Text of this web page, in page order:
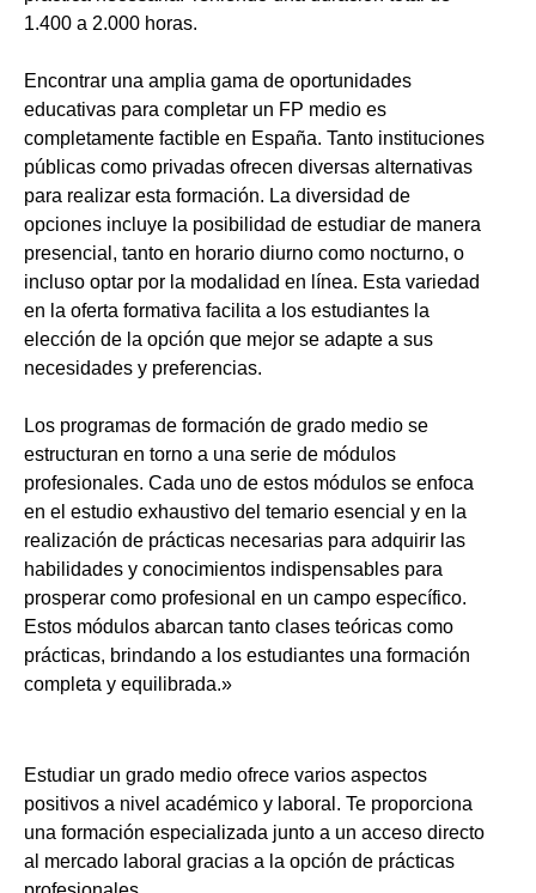
1.400 a 2.000 horas.
Encontrar una amplia gama de oportunidades
educativas para completar un FP medio es
completamente factible en España. Tanto instituciones
públicas como privadas ofrecen diversas alternativas
para realizar esta formación. La diversidad de
opciones incluye la posibilidad de estudiar de manera
presencial, tanto en horario diurno como nocturno, o
incluso optar por la modalidad en línea. Esta variedad
en la oferta formativa facilita a los estudiantes la
elección de la opción que mejor se adapte a sus
necesidades y preferencias.
Los programas de formación de grado medio se
estructuran en torno a una serie de módulos
profesionales. Cada uno de estos módulos se enfoca
en el estudio exhaustivo del temario esencial y en la
realización de prácticas necesarias para adquirir las
habilidades y conocimientos indispensables para
prosperar como profesional en un campo específico.
Estos módulos abarcan tanto clases teóricas como
prácticas, brindando a los estudiantes una formación
completa y equilibrada.»
Estudiar un grado medio ofrece varios aspectos
positivos a nivel académico y laboral. Te proporciona
una formación especializada junto a un acceso directo
al mercado laboral gracias a la opción de prácticas